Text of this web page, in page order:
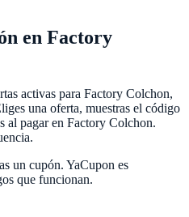
en Factory
activas para Factory Colchon,
una oferta, muestras el código
al pagar en Factory Colchon.
un cupón. YaCupon es
que funcionan.